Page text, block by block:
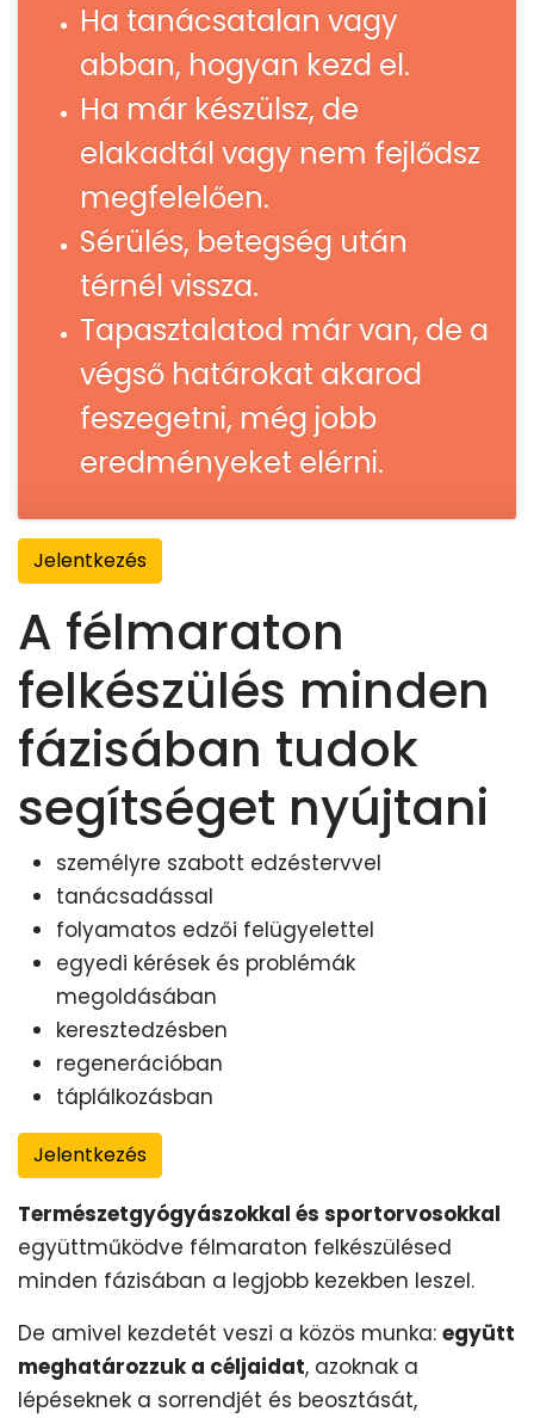
Ha tanácsatalan vagy
abban, hogyan kezd el.
Ha már készülsz, de
elakadtál vagy nem fejlődsz
megfelelően.
Sérülés, betegség után
térnél vissza.
Tapasztalatod már van, de a
végső határokat akarod
feszegetni, még jobb
eredményeket elérni.
Jelentkezés
A félmaraton
felkészülés minden
fázisában tudok
segítséget nyújtani
személyre szabott edzéstervvel
tanácsadással
folyamatos edzői felügyelettel
egyedi kérések és problémák
megoldásában
keresztedzésben
regenerációban
táplálkozásban
Jelentkezés
Természetgyógyászokkal és sportorvosokkal
együttműködve félmaraton felkészülésed
minden fázisában a legjobb kezekben leszel.
De amivel kezdetét veszi a közös munka: együtt
meghatározzuk a céljaidat, azoknak a
lépéseknek a sorrendjét és beosztását,